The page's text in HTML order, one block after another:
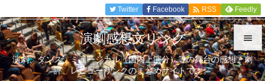


メニュ
Twitter Facebook  RSS Feedly
演劇感想文リンク
演劇、ダンス、ミュージカル（国内上演分）等の舞台の感想、劇
評、レビューリンクのまとめサイトです。